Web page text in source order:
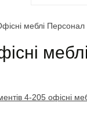
меблі Персонал